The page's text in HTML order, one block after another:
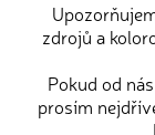
zdrojů a
Pokud od
prosím